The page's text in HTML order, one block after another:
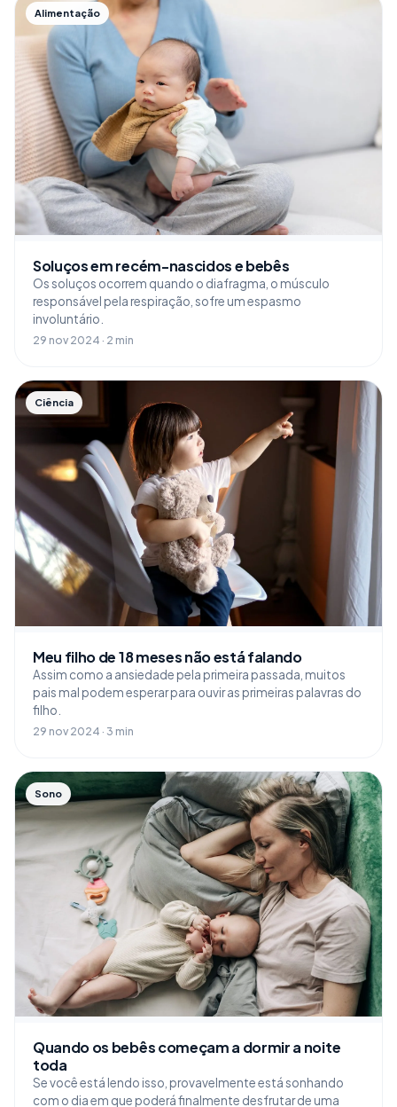
Alimentação
Soluços em recém-nascidos e bebês
Os soluços ocorrem quando o diafragma, o músculo
responsável pela respiração, sofre um espasmo
involuntário.
29 nov 2024 · 2 min
Ciência
Meu filho de 18 meses não está falando
Assim como a ansiedade pela primeira passada, muitos
pais mal podem esperar para ouvir as primeiras palavras do
filho.
29 nov 2024 · 3 min
Sono
Quando os bebês começam a dormir a noite
toda
Se você está lendo isso, provavelmente está sonhando
com o dia em que poderá finalmente desfrutar de uma